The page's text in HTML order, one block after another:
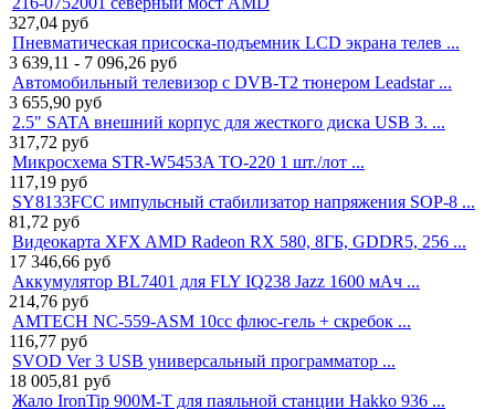
327,04 руб
Пневматическая присоска-подъемник LCD экрана телев ...
3 639,11 - 7 096,26 руб
Автомобильный телевизор с DVB-T2 тюнером Leadstar ...
3 655,90 руб
2.5" SATA внешний корпус для жесткого диска USB 3. ...
317,72 руб
Микросхема STR-W5453A TO-220 1 шт./лот ...
117,19 руб
SY8133FCC импульсный стабилизатор напряжения SOP-8 ...
81,72 руб
Видеокарта XFX AMD Radeon RX 580, 8ГБ, GDDR5, 256 ...
17 346,66 руб
Аккумулятор BL7401 для FLY IQ238 Jazz 1600 мАч ...
214,76 руб
AMTECH NC-559-ASM 10cc флюс-гель + скребок ...
116,77 руб
SVOD Ver 3 USB универсальный программатор ...
18 005,81 руб
Жало IronTip 900M-T для паяльной станции Hakko 936 ...